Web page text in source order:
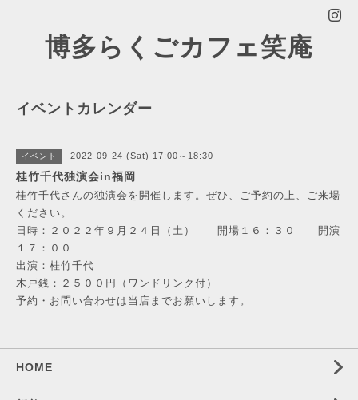
博多らくごカフェ笑庵
イベントカレンダー
イベント 2022-09-24 (Sat) 17:00～18:30
桂竹千代独演会in福岡
桂竹千代さんの独演会を開催します。ぜひ、ご予約の上、ご来場
ください。
日時：２０２２年９月２４日（土） 開場１６：３０ 開演
１７：００
出演：桂竹千代
木戸銭：２５００円（ワンドリンク付）
予約・お問い合わせは当店までお願いします。
HOME